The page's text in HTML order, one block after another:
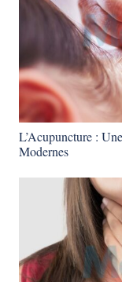
L’Acupuncture :
Modernes